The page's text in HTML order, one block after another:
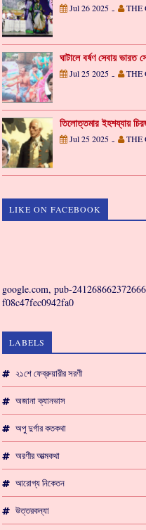
Jul 26 2025 - THE
ঘাটালে বর্ষণ সেবায় ভারত
Jul 25 2025 - THE
তিলোত্তমার ইহশয্যায়
Jul 25 2025 - THE
LIKE ON FACEBOOK
google.com, pub-
f08c47fec0942fa0
LABELS
২১শে ফেব্রুয়ারীর সরণী
অজানা ক্যানভাস
অপু দুর্গার কতকথা
অরণীর আত্মকথা
আরোগ্য নিকেতন
উত্তরকন্যা